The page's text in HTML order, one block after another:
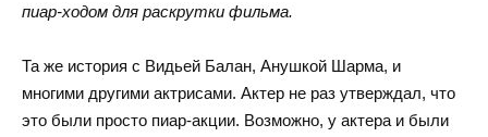
пиар-ходом для раскрутки фильма.
Та же история с Видьей Балан, Анушкой Шарма, и
многими другими актрисами. Актер не раз утверждал, что
это были просто пиар-акции. Возможно, у актера и были